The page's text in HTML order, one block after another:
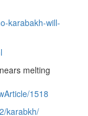
karabakh-will-
melting
1518
karabkh/